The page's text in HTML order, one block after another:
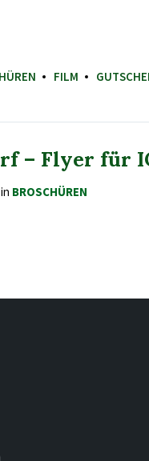
FILM
– Flyer für
in BROSCHÜREN